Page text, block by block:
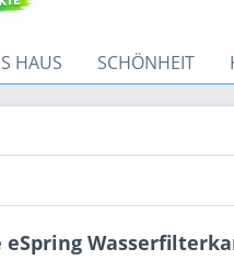
HAUS SCHÖNHEIT